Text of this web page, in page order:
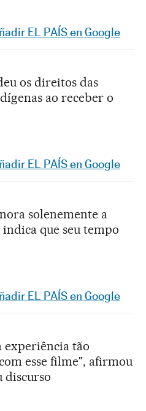
Facebook
en Twitter
Redes Sociales
EL PAÍS en Google
os direitos das
ao receber o
Facebook
en Twitter
Redes Sociales
EL PAÍS en Google
solenemente a
que seu tempo
Facebook
en Twitter
Redes Sociales
EL PAÍS en Google
experiência tão
esse filme", afirmou
discurso